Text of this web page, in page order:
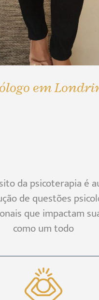
em
da psicoterapia é
de questões
que impactam
como um todo